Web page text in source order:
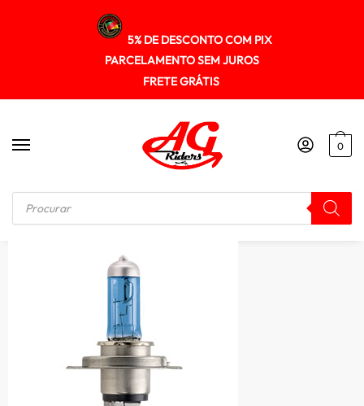
5% DE DESCONTO COM PIX
PARCELAMENTO SEM JUROS
FRETE GRÁTIS
0
Início / ILUMINAÇÃO Lampada Farol Philips Hs1 35/35w Cristalvision Moto